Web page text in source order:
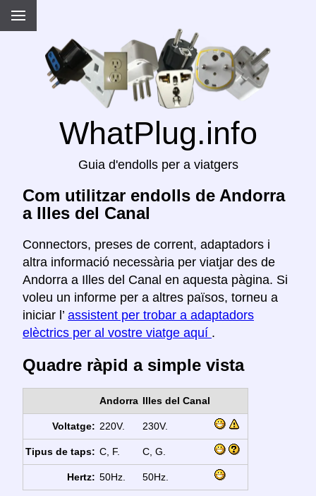
WhatPlug.info
Guia d'endolls per a viatgers
Com utilitzar endolls de Andorra
a Illes del Canal
Connectors, preses de corrent, adaptadors i
altra informació necessària per viatjar des de
Andorra a Illes del Canal en aquesta pàgina. Si
voleu un informe per a altres països, torneu a
iniciar l’ assistent per trobar a adaptadors
elèctrics per al vostre viatge aquí .
Quadre ràpid a simple vista
Andorra Illes del Canal
Voltatge: 220V. 230V.
Tipus de taps: C, F. C, G.
Hertz: 50Hz. 50Hz.